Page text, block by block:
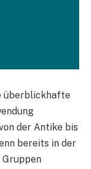
überblickhafte
der Antike bis
bereits in der